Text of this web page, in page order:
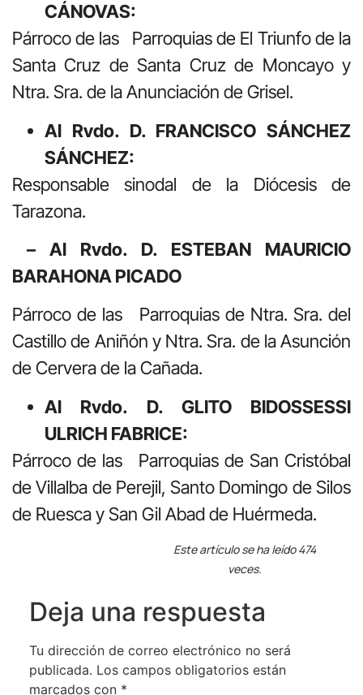
CÁNOVAS:
Párroco de las Parroquias de El Triunfo de la
Santa Cruz de Santa Cruz de Moncayo y
Ntra. Sra. de la Anunciación de Grisel.
Al Rvdo. D. FRANCISCO SÁNCHEZ
SÁNCHEZ:
Responsable
sinodal de la Diócesis de
Tarazona.
– Al Rvdo. D. ESTEBAN MAURICIO
BARAHONA PICADO
Párroco de las Parroquias de Ntra. Sra. del
Castillo de Aniñón y Ntra. Sra. de la Asunción
de Cervera de la Cañada.
Al Rvdo. D. GLITO BIDOSSESSI
ULRICH FABRICE:
Párroco de las Parroquias de San Cristóbal
de Villalba de Perejil, Santo Domingo de Silos
de Ruesca y San Gil Abad de Huérmeda.
Este artículo se ha leído 474
veces.
Deja una respuesta
Tu dirección de correo electrónico no será
publicada. Los campos obligatorios están
marcados con *